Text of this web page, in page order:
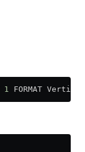
1 FORMAT